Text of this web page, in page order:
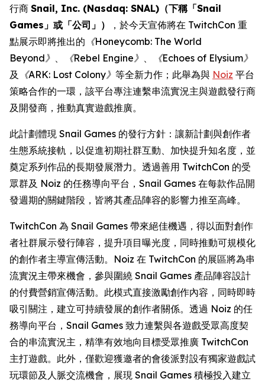
行商 Snail, Inc. (Nasdaq: SNAL)（下稱「Snail
Games」或「公司」）
，於今天宣佈將在 TwitchCon 重
點展示即將推出的 《Honeycomb: The World
Beyond》 、 《Rebel Engine》 、
《Echoes of Elysium》
及
《ARK: Lost Colony》 等全新力作；此舉為與 Noiz 平台
策略合作的一環，該平台專注連繫串流實況主與遊戲發行商
及開發商，推動真實遊戲推廣。
此計劃體現 Snail Games 的發行方針：讓新計劃與創作者
生態系統接軌，以促進初期社群互動、加快提升知名度，並
奠定系列作品的長期發展潛力。透過善用 TwitchCon 的受
眾群及 Noiz 的任務導向平台，Snail Games 在每款作品開
發週期的關鍵階段，皆將其產品陣容的影響力推至高峰。
TwitchCon 為 Snail Games 帶來絕佳機遇，得以面對創作
者社群展示發行陣容，提升項目曝光度，同時推動可規模化
的創作者主導宣傳活動。Noiz 在 TwitchCon 的展區將為串
流實況主帶來機會，參與圍繞 Snail Games 產品陣容設計
的付費營銷宣傳活動。此模式直接激勵創作內容，同時即時
吸引關注，建立可持續發展的創作者關係。透過 Noiz 的任
務導向平台，Snail Games 致力連繫與各遊戲受眾高度契
合的串流實況主，精準有效地向目標受眾推廣 TwitchCon
主打遊戲。此外，僅歡迎獲邀者的會後派對設有獨家遊戲試
玩環節及人脈交流機會，展現 Snail Games 積極投入建立